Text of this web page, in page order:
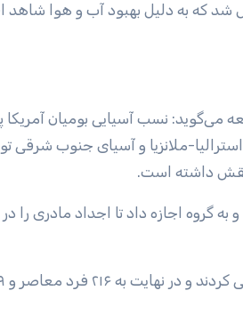
به کشف یک رویداد مهاجرتی دیگر در ۱۹ هزار و ۵۰۰ سال پیش شد که به دلیل بهبود آب و
نسب آسیایی بومیان آمریکا
ملانزیا و آسیای جنوب شرقی
نقش داشته است.